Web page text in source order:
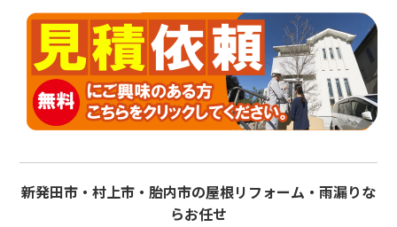
新発田市・村上市・胎内市の屋根リフォーム・雨漏りな
らお任せ